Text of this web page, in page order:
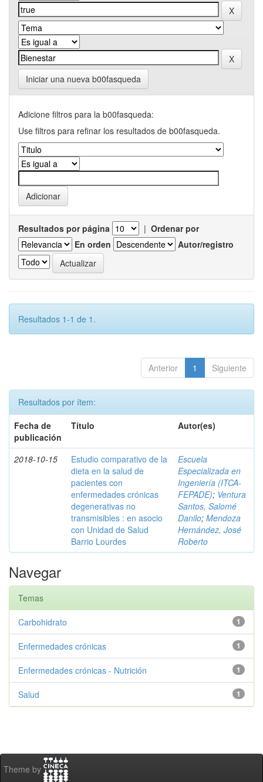
Iniciar una nueva b00fasqueda
Adicione filtros para la b00fasqueda:
Use filtros para refinar los resultados de b00fasqueda.
Resultados por página | Ordenar por
En orden
Autor/registro
Resultados 1-1 de 1.
Anterior 1 Siguiente
Resultados por ítem:
Fecha de
publicación
Título Autor(es)
2018-10-15
Estudio comparativo de la
dieta en la salud de
pacientes con
enfermedades crónicas
degenerativas no
transmisibles : en asocio
con Unidad de Salud
Barrio Lourdes
Escuela
Especializada en
Ingeniería (ITCA-
FEPADE); Ventura
Santos, Salomé
Danilo; Mendoza
Hernández, José
Roberto
Navegar
Temas
1
Carbohidrato
1
Enfermedades crónicas
1
Enfermedades crónicas - Nutrición
1
Salud
Theme by